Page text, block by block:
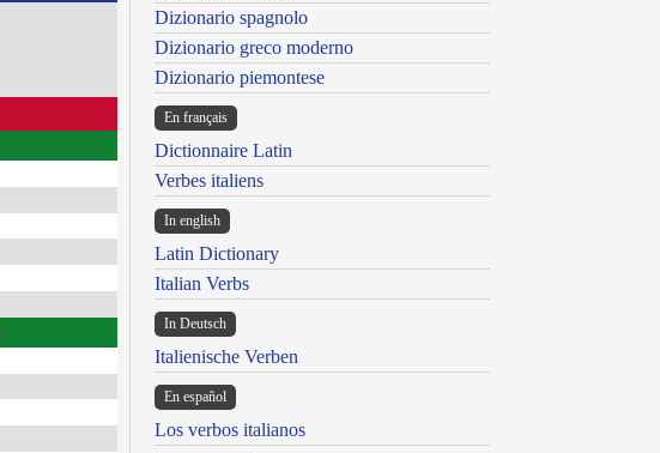
Dizionario spagnolo
Dizionario greco moderno
Dizionario piemontese
En français
Dictionnaire Latin
Verbes italiens
In english
Latin Dictionary
Italian Verbs
In Deutsch
Italienische Verben
En español
Los verbos italianos